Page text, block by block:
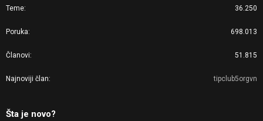
Teme 36.250
Poruka 698.013
Članovi 51.815
Najnoviji član tipclub5orgvn
Šta je novo?